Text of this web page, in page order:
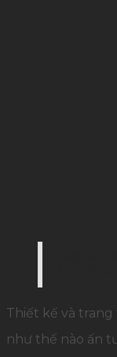
Thiết kế và trang
như thế nào ấn